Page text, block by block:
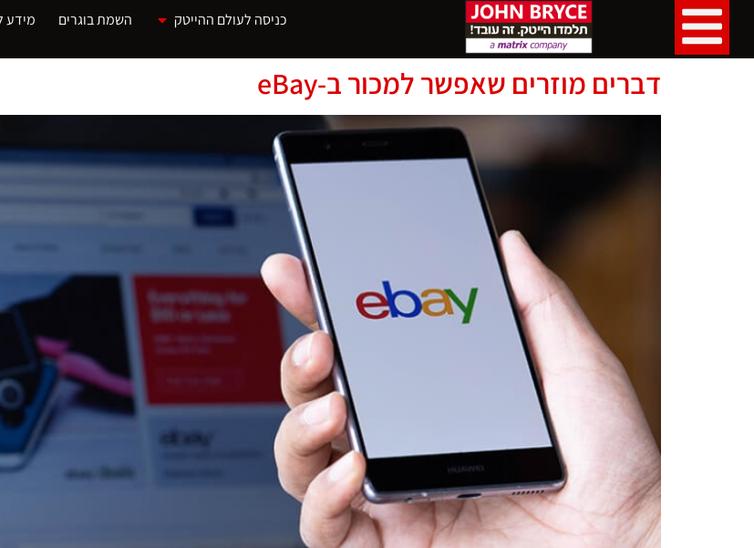
כניסה לעולם ההייטק השמת בוגרים מידע
דברים מוזרים שאפשר למכור ב-eBay